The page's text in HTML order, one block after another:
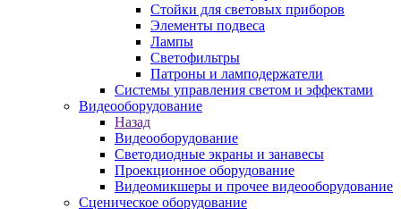
Стойки для световых приборов
Элементы подвеса
Лампы
Светофильтры
Патроны и ламподержатели
Системы управления светом и эффектами
Видеооборудование
Назад
Видеооборудование
Светодиодные экраны и занавесы
Проекционное оборудование
Видеомикшеры и прочее видеооборудование
Сценическое оборудование